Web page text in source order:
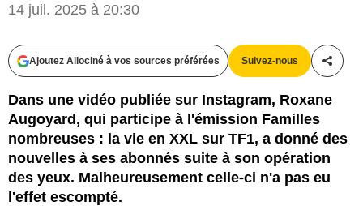
14 juil. 2025 à 20:30
Ajoutez Allociné à vos sources préférées Suivez-nous
Dans une vidéo publiée sur Instagram, Roxane
Augoyard, qui participe à l'émission Familles
nombreuses : la vie en XXL sur TF1, a donné des
nouvelles à ses abonnés suite à son opération
des yeux. Malheureusement celle-ci n'a pas eu
l'effet escompté.